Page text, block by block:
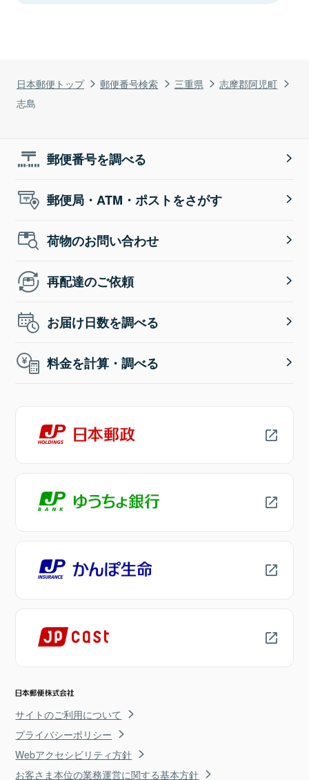
日本郵便トップ 郵便番号検索 三重県
志摩郡阿児町
志島
郵便番号を調べる
郵便局・ATM・ポストをさがす
荷物のお問い合わせ
再配達のご依頼
お届け日数を調べる
料金を計算・調べる
サイトのご利用について
プライバシーポリシー
Webアクセシビリティ方針
お客さま本位の業務運営に関する基本方針